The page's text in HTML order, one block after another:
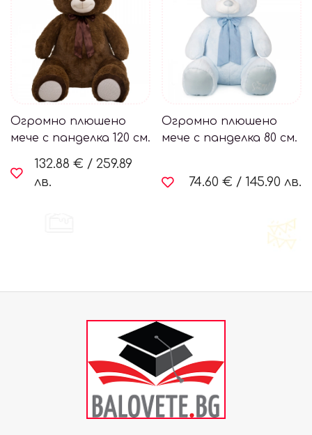
Огромно плюшено
мече с панделка 120 см.
132.88 € / 259.89
лв.
Огромно плюшено
мече с панделка 80 см.
74.60 € / 145.90 лв.